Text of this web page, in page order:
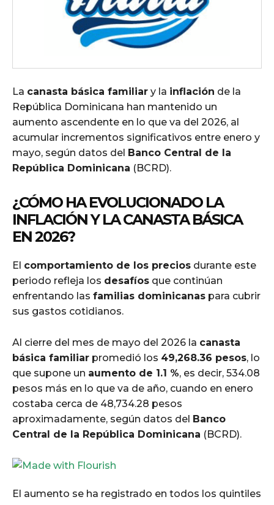
La canasta básica familiar y la inflación de la
República Dominicana han mantenido un
aumento ascendente en lo que va del 2026, al
acumular incrementos significativos entre enero y
mayo, según datos del Banco Central de la
República Dominicana (BCRD).
¿CÓMO HA EVOLUCIONADO LA
INFLACIÓNY LACANASTA BÁSICA
EN 2026?
El comportamiento de los precios durante este
periodo refleja los desafíos que continúan
enfrentando las familias dominicanas para cubrir
sus gastos cotidianos.
Al cierre del mes de mayo del 2026 la canasta
básica familiar promedió los 49,268.36 pesos, lo
que supone un aumento de 1.1 %, es decir, 534.08
pesos más en lo que va de año, cuando en enero
costaba cerca de 48,734.28 pesos
aproximadamente, según datos del Banco
Central de la República Dominicana (BCRD).
El aumento se ha registrado en todos los quintiles